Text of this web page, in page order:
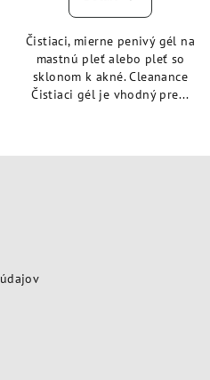
Čistiaci, mierne penivý gél na
mastnú pleť alebo pleť so
sklonom k akné. Cleanance
Čistiaci gél je vhodný pre...